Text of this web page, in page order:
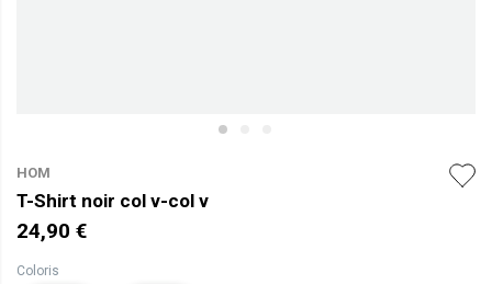
HOM
T-Shirt noir col v-col v
24,90 €
Coloris